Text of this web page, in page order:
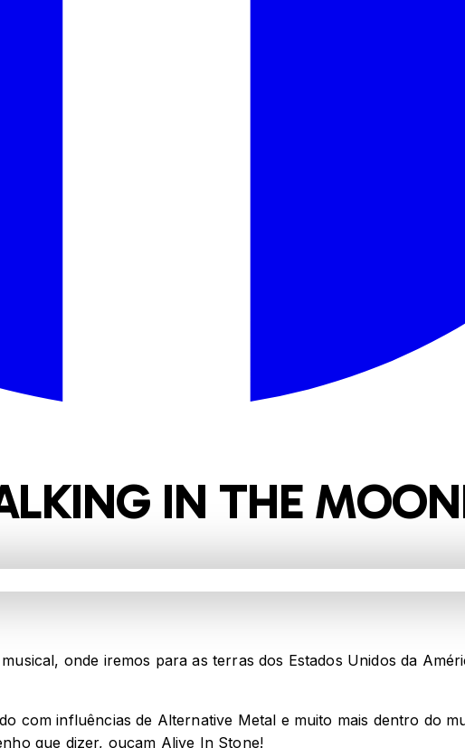
IN THE
onde iremos para as terras dos Estados Unidos da
com influências de Alternative Metal e muito mais dentro do
que dizer, ouçam Alive In Stone!